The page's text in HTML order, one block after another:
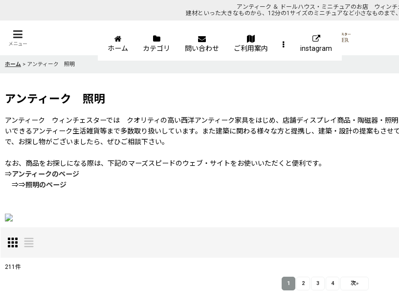
アンティーク ＆ ドールハウス・ミニチュアのお店 ウィンチ
建材といった大きなものから、12分の1サイズのミニチュアなど小さなものまで
メニュー
ホーム カテゴリ 問い合わせ ご利用案内 instagram
ホーム > アンティーク 照明
アンティーク 照明
アンティーク ウィンチェスターでは クオリティの高い西洋アンティーク家具をはじめ、店舗ディスプレイ商品・陶磁器・照
いできるアンティーク生活雑貨等まで多数取り扱いしています。また建築に関わる様々な方と提携し、建築・設計の提案もさ
で、お探し物がございましたら、ぜひご相談下さい。
なお、商品をお探しになる際は、下記のマーズスピードのウェブ・サイトをお使いいただくと便利です。
⇒アンティークのページ
⇒⇒照明のページ
211 件
1 2 3 4 次»